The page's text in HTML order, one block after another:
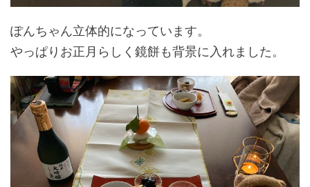
ぽんちゃん立体的になっています。
やっぱりお正月らしく鏡餅も背景に入れました。